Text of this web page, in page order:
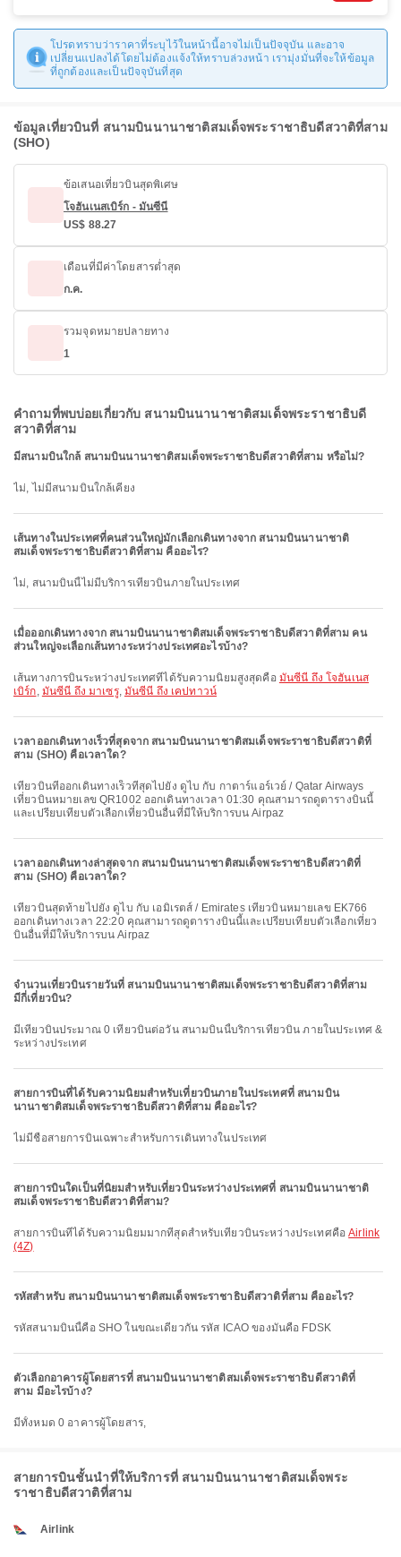
โปรดทราบว่าราคาที่ระบุไว้ในหน้านี้อาจไม่เป็นปัจจุบัน และอาจ
เปลี่ยนแปลงได้โดยไม่ต้องแจ้งให้ทราบล่วงหน้า เรามุ่งมั่นที่จะให้ข้อมูล
ที่ถูกต้องและเป็นปัจจุบันที่สุด
ข้อมูลเที่ยวบินที่ สนามบินนานาชาติสมเด็จพระราชาธิบดีสวาติที่สาม
(SHO)
ข้อเสนอเที่ยวบินสุดพิเศษ
โจฮันเนสเบิร์ก - มันซีนี
US$ 88.27
เดือนที่มีค่าโดยสารต่ำสุด
ก.ค.
รวมจุดหมายปลายทาง
1
คำถามที่พบบ่อยเกี่ยวกับ สนามบินนานาชาติสมเด็จพระราชาธิบดี
สวาติที่สาม
มีสนามบินใกล้ สนามบินนานาชาติสมเด็จพระราชาธิบดีสวาติที่สาม หรือไม่?
ไม่, ไม่มีสนามบินใกล้เคียง
เส้นทางในประเทศที่คนส่วนใหญ่มักเลือกเดินทางจาก สนามบินนานาชาติ
สมเด็จพระราชาธิบดีสวาติที่สาม คืออะไร?
ไม่, สนามบินนี้ไม่มีบริการเที่ยวบินภายในประเทศ
เมื่อออกเดินทางจาก สนามบินนานาชาติสมเด็จพระราชาธิบดีสวาติที่สาม คน
ส่วนใหญ่จะเลือกเส้นทางระหว่างประเทศอะไรบ้าง?
เส้นทางการบินระหว่างประเทศที่ได้รับความนิยมสูงสุดคือ มันซีนี ถึง โจฮันเนส
เบิร์ก, มันซีนี ถึง มาเซรู, มันซีนี ถึง เคปทาวน์
เวลาออกเดินทางเร็วที่สุดจาก สนามบินนานาชาติสมเด็จพระราชาธิบดีสวาติที่
สาม (SHO) คือเวลาใด?
เที่ยวบินที่ออกเดินทางเร็วที่สุดไปยัง ดูไบ กับ กาตาร์แอร์เวย์ / Qatar Airways
เที่ยวบินหมายเลข QR1002 ออกเดินทางเวลา 01:30 คุณสามารถดูตารางบินนี้
และเปรียบเทียบตัวเลือกเที่ยวบินอื่นที่มีให้บริการบน Airpaz
เวลาออกเดินทางล่าสุดจาก สนามบินนานาชาติสมเด็จพระราชาธิบดีสวาติที่
สาม (SHO) คือเวลาใด?
เที่ยวบินสุดท้ายไปยัง ดูไบ กับ เอมิเรตส์ / Emirates เที่ยวบินหมายเลข EK766
ออกเดินทางเวลา 22:20 คุณสามารถดูตารางบินนี้และเปรียบเทียบตัวเลือกเที่ยว
บินอื่นที่มีให้บริการบน Airpaz
จำนวนเที่ยวบินรายวันที่ สนามบินนานาชาติสมเด็จพระราชาธิบดีสวาติที่สาม
มีกี่เที่ยวบิน?
มีเที่ยวบินประมาณ 0 เที่ยวบินต่อวัน สนามบินนี้บริการเที่ยวบิน ภายในประเทศ &
ระหว่างประเทศ
สายการบินที่ได้รับความนิยมสำหรับเที่ยวบินภายในประเทศที่ สนามบิน
นานาชาติสมเด็จพระราชาธิบดีสวาติที่สาม คืออะไร?
ไม่มีชื่อสายการบินเฉพาะสำหรับการเดินทางในประเทศ
สายการบินใดเป็นที่นิยมสำหรับเที่ยวบินระหว่างประเทศที่ สนามบินนานาชาติ
สมเด็จพระราชาธิบดีสวาติที่สาม?
สายการบินที่ได้รับความนิยมมากที่สุดสำหรับเที่ยวบินระหว่างประเทศคือAirlink
(4Z)
รหัสสำหรับ สนามบินนานาชาติสมเด็จพระราชาธิบดีสวาติที่สาม คืออะไร?
รหัสสนามบินนี้คือ SHO ในขณะเดียวกัน รหัส ICAO ของมันคือ FDSK
ตัวเลือกอาคารผู้โดยสารที่ สนามบินนานาชาติสมเด็จพระราชาธิบดีสวาติที่
สาม มีอะไรบ้าง?
มีทั้งหมด 0 อาคารผู้โดยสาร,
สายการบินชั้นนำที่ให้บริการที่ สนามบินนานาชาติสมเด็จพระ
ราชาธิบดีสวาติที่สาม
Airlink